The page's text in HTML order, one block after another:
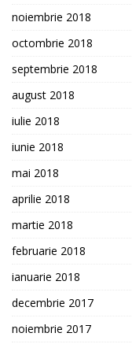
noiembrie 2018
octombrie 2018
septembrie 2018
august 2018
iulie 2018
iunie 2018
mai 2018
aprilie 2018
martie 2018
februarie 2018
ianuarie 2018
decembrie 2017
noiembrie 2017